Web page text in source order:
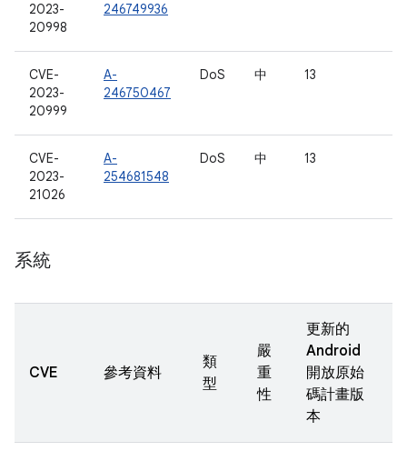
2023-
20998
246749936
CVE-
2023-
20999
A-
246750467
DoS 中 13
CVE-
2023-
21026
A-
254681548
DoS 中 13
系統
CVE 參考資料
類
型
嚴
重
性
更新的
Android
開放原始
碼計畫版
本